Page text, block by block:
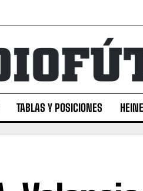
TABLAS Y POSICIONES